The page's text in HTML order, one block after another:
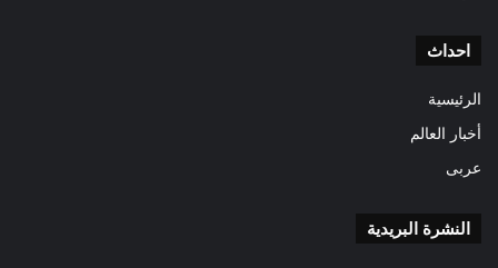
احداث
الرئيسية
أخبار العالم
عربى
النشرة البريدية